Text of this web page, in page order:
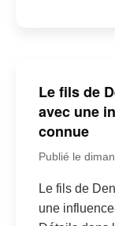
Le fils de
avec une
connue
Publié le
Le fils de
une